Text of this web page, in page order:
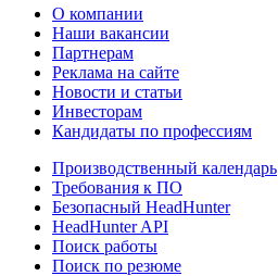
О компании
Наши вакансии
Партнерам
Реклама на сайте
Новости и статьи
Инвесторам
Кандидаты по профессиям
Производственный календарь
Требования к ПО
Безопасный HeadHunter
HeadHunter API
Поиск работы
Поиск по резюме